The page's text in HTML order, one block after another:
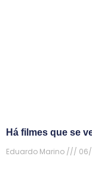
Há filmes que se
Eduardo Marino